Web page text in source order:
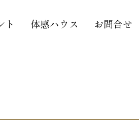
ト 体感ハウス お問合せ